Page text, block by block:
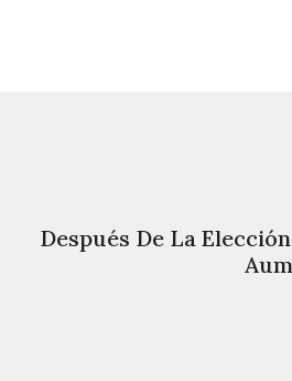
Después De La